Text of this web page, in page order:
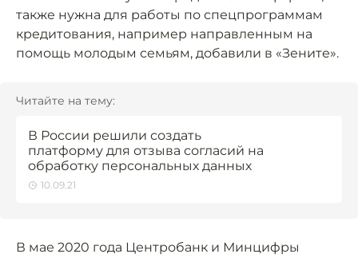
также нужна для работы по спецпрограммам
кредитования, например направленным на
помощь молодым семьям, добавили в «Зените».
Читайте на тему:
В России решили создать
платформу для отзыва согласий на
обработку персональных данных
10.09.21
В мае 2020 года Центробанк и Минцифры